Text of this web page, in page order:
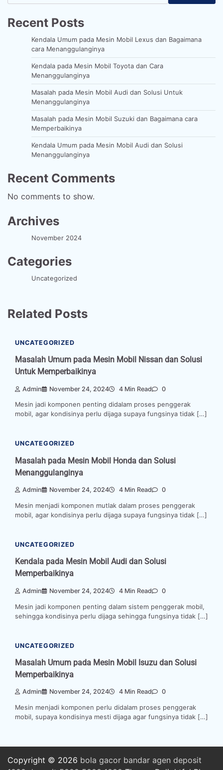
Recent Posts
Kendala Umum pada Mesin Mobil Lexus dan Bagaimana
cara Menanggulanginya
Kendala pada Mesin Mobil Toyota dan Cara
Menanggulanginya
Masalah pada Mesin Mobil Audi dan Solusi Untuk
Menanggulanginya
Masalah pada Mesin Mobil Suzuki dan Bagaimana cara
Memperbaikinya
Kendala Umum pada Mesin Mobil Audi dan Solusi
Menanggulanginya
Recent Comments
No comments to show.
Archives
November 2024
Categories
Uncategorized
Related Posts
UNCATEGORIZED
Masalah Umum pada Mesin Mobil Nissan dan Solusi
Untuk Memperbaikinya
Admin November 24, 2024 4 Min Read 0
Mesin jadi komponen penting didalam proses penggerak
mobil, agar kondisinya perlu dijaga supaya fungsinya tidak […]
UNCATEGORIZED
Masalah pada Mesin Mobil Honda dan Solusi
Menanggulanginya
Admin November 24, 2024 4 Min Read 0
Mesin menjadi komponen mutlak dalam proses penggerak
mobil, agar kondisinya perlu dijaga supaya fungsinya tidak […]
UNCATEGORIZED
Kendala pada Mesin Mobil Audi dan Solusi
Memperbaikinya
Admin November 24, 2024 4 Min Read 0
Mesin jadi komponen penting dalam sistem penggerak mobil,
sehingga kondisinya perlu dijaga sehingga fungsinya tidak […]
UNCATEGORIZED
Masalah Umum pada Mesin Mobil Isuzu dan Solusi
Memperbaikinya
Admin November 24, 2024 4 Min Read 0
Mesin menjadi komponen perlu didalam proses penggerak
mobil, supaya kondisinya mesti dijaga agar fungsinya tidak […]
Copyright © 2026 bola gacor bandar agen deposit